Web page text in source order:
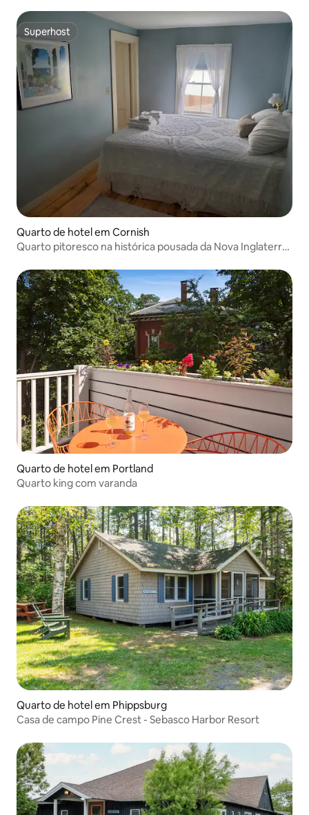
Superhost
Superhost
Quarto de hotel em Cornish
Quarto pitoresco na histórica pousada da Nova Inglaterra
Quarto de hotel em Portland
Quarto king com varanda
Quarto de hotel em Phippsburg
Casa de campo Pine Crest - Sebasco Harbor Resort